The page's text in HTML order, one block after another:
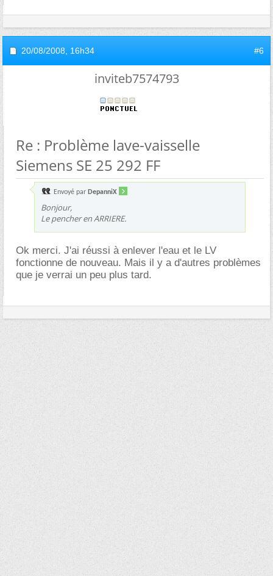
20/08/2008, 16h34 #6
inviteb7574793
Re : Problème lave-vaisselle
Siemens SE 25 292 FF
Envoyé par DepanniX
Bonjour,
Le pencher en ARRIERE.
Ok merci. J'ai réussi à enlever l'eau et le LV
fonctionne de nouveau. Mais il y a d'autres problèmes
que je verrai un peu plus tard.